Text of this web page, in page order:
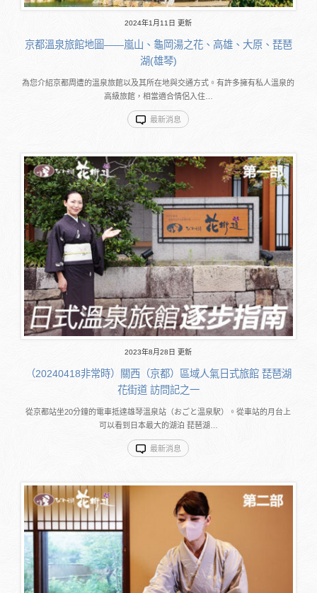
2024年1月11日 更新
京都溫泉旅館地圖――嵐山、龜岡湯之花、高雄、大原、琵琶
湖(雄琴)
為您介紹京都周遭的溫泉旅館以及其所在地與交通方式。有許多擁有私人溫泉的
高級旅館，相當適合情侶入住…
最新消息
2023年8月28日 更新
（20240418非常時）關西（京都）區域人氣日式旅館 琵琶湖
花街道 訪問記之一
從京都站坐20分鐘的電車抵達雄琴溫泉站（おごと温泉駅）。從車站的月台上
可以看到日本最大的湖泊 琵琶湖…
最新消息